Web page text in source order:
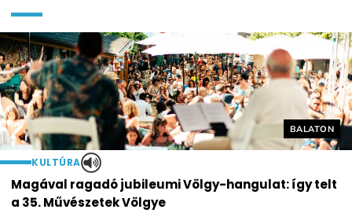
Helyszín
BALATON
KULTÚRA
Magával ragadó jubileumi Völgy-hangulat: így telt
a 35. Művészetek Völgye